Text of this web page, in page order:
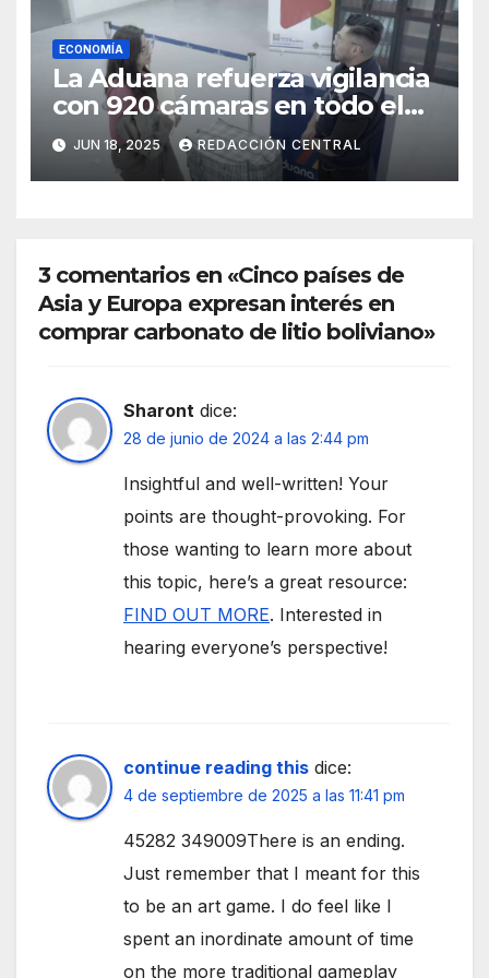
ECONOMÍA
La Aduana refuerza vigilancia
con 920 cámaras en todo el
país
JUN 18, 2025 REDACCIÓN CENTRAL
3 comentarios en «Cinco países de
Asia y Europa expresan interés en
comprar carbonato de litio boliviano»
Sharont dice:
28 de junio de 2024 a las 2:44 pm
Insightful and well-written! Your
points are thought-provoking. For
those wanting to learn more about
this topic, here’s a great resource:
FIND OUT MORE. Interested in
hearing everyone’s perspective!
continue reading this dice:
4 de septiembre de 2025 a las 11:41 pm
45282 349009There is an ending.
Just remember that I meant for this
to be an art game. I do feel like I
spent an inordinate amount of time
on the more traditional gameplay